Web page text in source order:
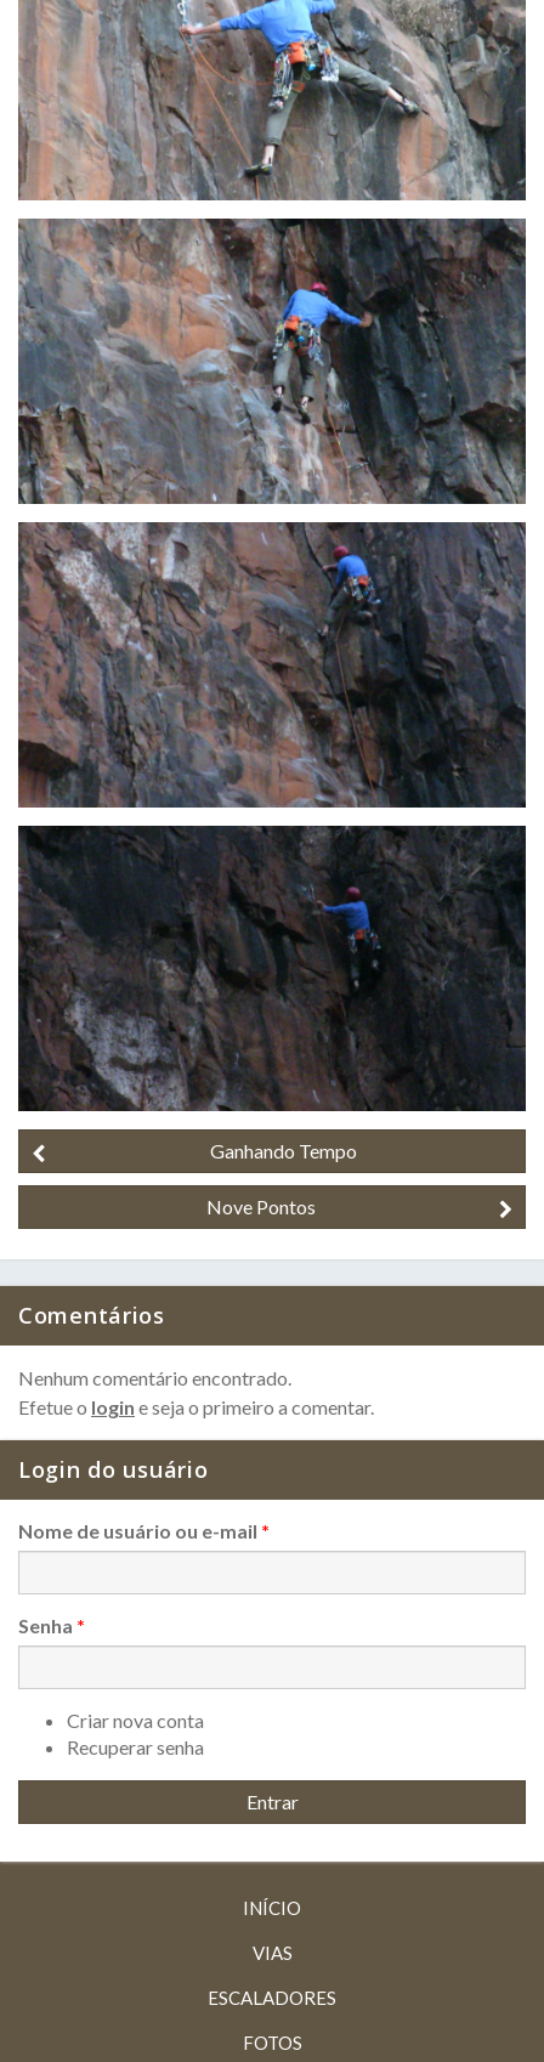
Ganhando Tempo
Nove Pontos
Comentários
Nenhum comentário encontrado.
Efetue o login e seja o primeiro a comentar.
Login do usuário
Nome de usuário ou e-mail *
Senha *
Criar nova conta
Recuperar senha
INÍCIO
VIAS
ESCALADORES
FOTOS